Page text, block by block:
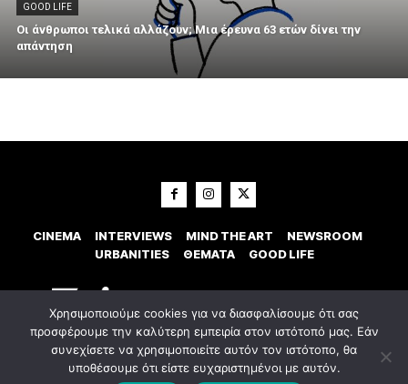
GOOD LIFE
Οι άνθρωποι τελικά αλλάζουν; Μια έρευνα 63 ετών δίνει την
απάντηση
CINEMA INTERVIEWS MIND THE ART
NEWSROOM
URBANITIES
ΘΕΜΑΤΑ GOOD LIFE
© 2023 Εxostispress - All right reserved. Κατασκευή Ιστοσελίδας
Χρησιμοποιούμε cookies για να διασφαλίσουμε ότι σας
προσφέρουμε την καλύτερη εμπειρία στον ιστότοπό μας. Εάν
συνεχίσετε να χρησιμοποιείτε αυτόν τον ιστότοπο, θα
υποθέσουμε ότι είστε ευχαριστημένοι με αυτόν.